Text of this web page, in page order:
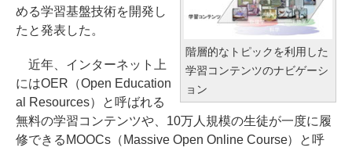
階層的なトピックを利用した
学習コンテンツのナビゲーシ
ョン
める学習基盤技術を開発し
たと発表した。
近年、インターネット上
にはOER（Open Education
al Resources）と呼ばれる
無料の学習コンテンツや、10万人規模の生徒が一度に履
修できるMOOCs（Massive Open Online Course）と呼